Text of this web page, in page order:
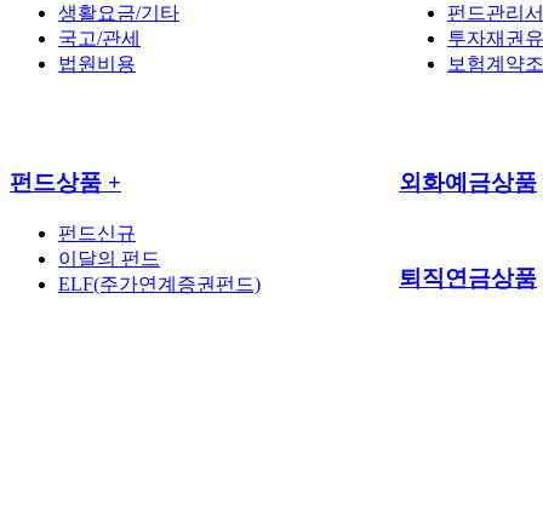
생활요금/기타
국고/관세
법원비용
펀드관리
투자재권
보험계약
펀드상품 +
펀드신규
이달의 펀드
ELF(주가연계증권펀드)
외화예금상품
퇴직연금상품